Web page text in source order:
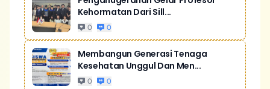
Kehormatan Dari Sill...
0 0
Membangun Generasi Tenaga
Kesehatan Unggul Dan Men...
0 0